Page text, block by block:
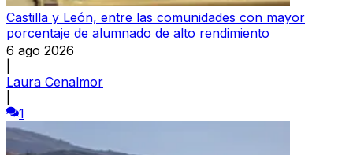
Castilla y León, entre las comunidades con mayor
porcentaje de alumnado de alto rendimiento
6 ago 2026
Laura Cenalmor
1